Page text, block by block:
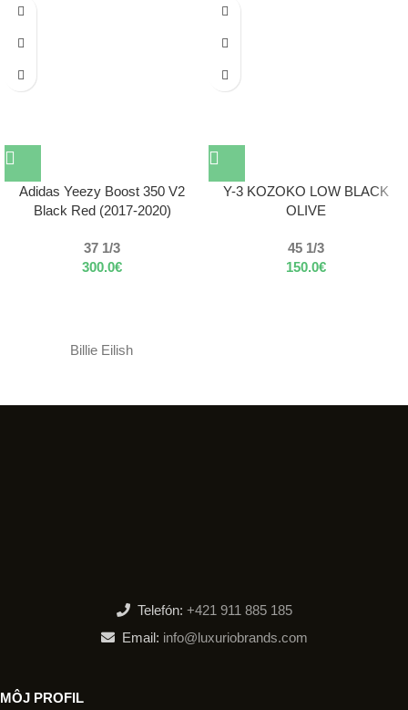
Adidas Yeezy Boost 350 V2
Black Red (2017-2020)
37 1/3
300.0€
Y-3 KOZOKO LOW BLACK
OLIVE
45 1/3
150.0€
Billie Eilish
Telefón: +421 911 885 185
Email: info@luxuriobrands.com
MÔJ PROFIL